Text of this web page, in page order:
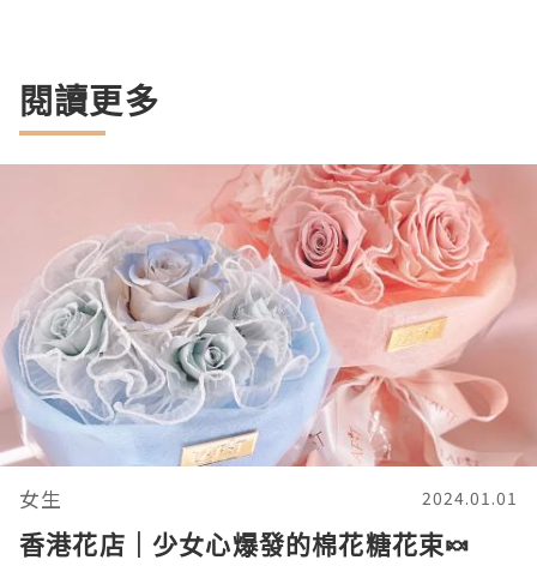
閱讀更多
女生 2024.01.01
香港花店｜少女心爆發的棉花糖花束🍬